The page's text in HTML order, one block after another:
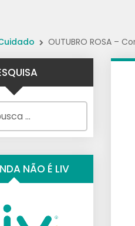
OUTUBRO ROSA –
NÃO É LIV